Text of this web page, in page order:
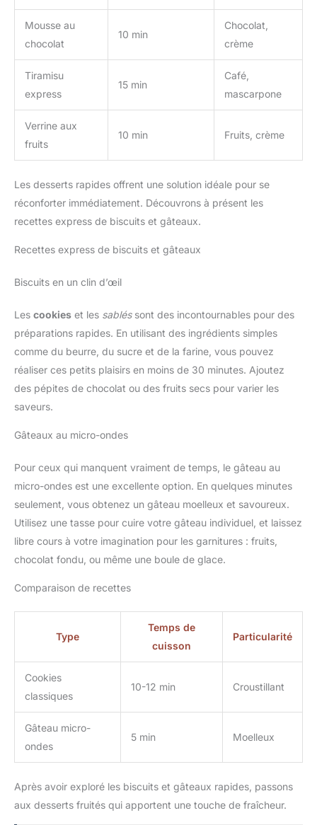
Mousse au
chocolat
10 min
Chocolat,
crème
Tiramisu
express
15 min
Café,
mascarpone
Verrine aux
fruits
10 min Fruits, crème
Les desserts rapides offrent une solution idéale pour se
réconforter immédiatement. Découvrons à présent les
recettes express de biscuits et gâteaux.
Recettes express de biscuits et gâteaux
Biscuits en un clin d’œil
Les cookies et les sabléssont des incontournables pour des
préparations rapides. En utilisant des ingrédients simples
comme du beurre, du sucre et de la farine, vous pouvez
réaliser ces petits plaisirs en moins de 30 minutes. Ajoutez
des pépites de chocolat ou des fruits secs pour varier les
saveurs.
Gâteaux au micro-ondes
Pour ceux qui manquent vraiment de temps, le gâteau au
micro-ondes est une excellente option. En quelques minutes
seulement, vous obtenez un gâteau moelleux et savoureux.
Utilisez une tasse pour cuire votre gâteau individuel, et laissez
libre cours à votre imagination pour les garnitures : fruits,
chocolat fondu, ou même une boule de glace.
Comparaison de recettes
Type
Temps de
cuisson
Particularité
Cookies
classiques
10-12 min Croustillant
Gâteau micro-
ondes
5 min Moelleux
Après avoir exploré les biscuits et gâteaux rapides, passons
aux desserts fruités qui apportent une touche de fraîcheur.